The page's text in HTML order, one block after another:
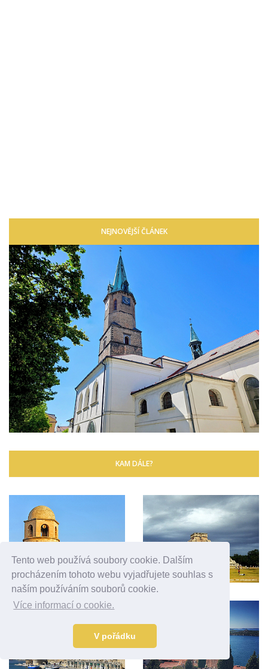
Tento web používá soubory cookie. Dalším
procházením tohoto webu vyjadřujete souhlas s
naším používáním souborů cookie.
Více informací o cookie.
V pořádku
NEJNOVĚJŠÍ ČLÁNEK
KAM DÁLE?